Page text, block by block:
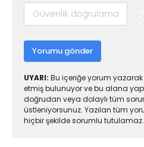
Yorumu gönder
UYARI: Bu içeriğe yorum yazarak
etmiş bulunuyor ve bu alana
doğrudan veya dolaylı tüm
üstleniyorsunuz. Yazılan tüm
hiçbir şekilde sorumlu tutulamaz.